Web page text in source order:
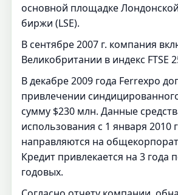
основной площадке
биржи (LSE).
В сентябре 2007 г. компания
Великобритании в индекс FTSE
В декабре 2009 года Ferrexpo
привлечении
сумму $230 млн. Данные
использования с 1 января 2010
направляются на
Кредит привлекается на 3 года
годовых.